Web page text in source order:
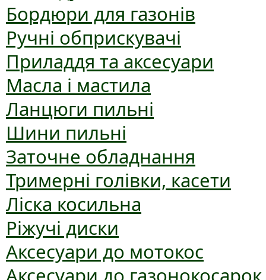
Бордюри для газонів
Ручні обприскувачі
Приладдя та аксесуари
Масла і мастила
Ланцюги пильні
Шини пильні
Заточне обладнання
Тримерні голівки, касети
Ліска косильна
Ріжучі диски
Аксесуари до мотокос